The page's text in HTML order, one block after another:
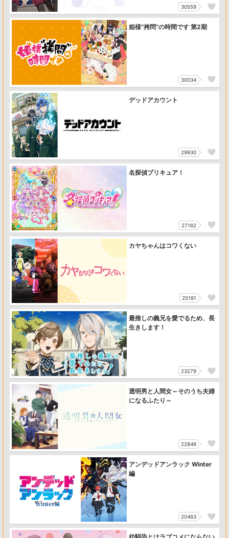
30559
姫様“拷問”の時間です 第2期
30034
デッドアカウント
29930
名探偵プリキュア！
27162
カヤちゃんはコワくない
25181
最推しの義兄を愛でるため、長
生きします！
23279
透明男と人間女～そのうち夫婦
になるふたり～
22849
アンデッドアンラック Winter
編
20463